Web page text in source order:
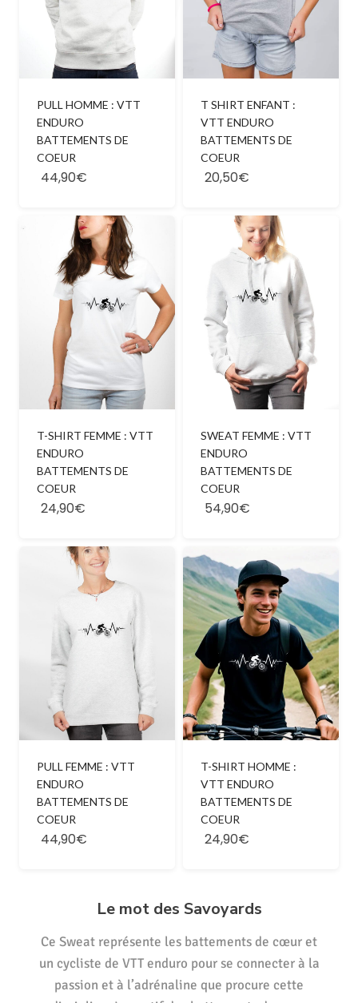
PULL HOMME : VTT
ENDURO
BATTEMENTS DE
COEUR
44,90€
T SHIRT ENFANT :
VTT ENDURO
BATTEMENTS DE
COEUR
20,50€
T-SHIRT FEMME : VTT
ENDURO
BATTEMENTS DE
COEUR
24,90€
SWEAT FEMME : VTT
ENDURO
BATTEMENTS DE
COEUR
54,90€
PULL FEMME : VTT
ENDURO
BATTEMENTS DE
COEUR
44,90€
T-SHIRT HOMME :
VTT ENDURO
BATTEMENTS DE
COEUR
24,90€
Le mot des Savoyards
Ce Sweat représente les battements de cœur et
un cycliste de VTT enduro pour se connecter à la
passion et à l’adrénaline que procure cette